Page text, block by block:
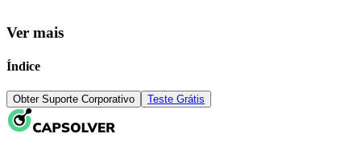
Ver mais
Índice
Obter Suporte Corporativo Teste Grátis